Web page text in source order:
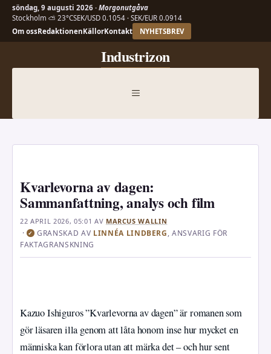
söndag, 9 augusti 2026 · Morgonutgåva
Stockholm ⛅ 23°CSEK/USD 0.1054 · SEK/EUR 0.0914
Om ossRedaktionenKällorKontakt NYHETSBREV
Industrizon
MENY
Kvarlevorna av dagen:
Sammanfattning, analys och film
22 APRIL 2026, 05:01 AV MARCUS WALLIN
· ✓ GRANSKAD AV LINNÉA LINDBERG, ANSVARIG FÖR
FAKTAGRANSKNING
Kazuo Ishiguros ”Kvarlevorna av dagen” är romanen som
gör läsaren illa genom att låta honom inse hur mycket en
människa kan förlora utan att märka det – och hur sent